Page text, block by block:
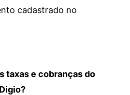
cadastrado no
taxas e cobranças do